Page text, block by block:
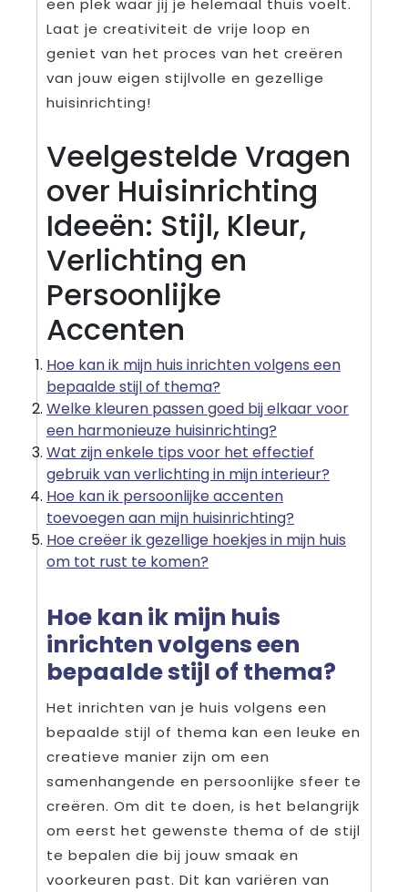
een plek waar jij je helemaal thuis voelt.
Laat je creativiteit de vrije loop en
geniet van het proces van het creëren
van jouw eigen stijlvolle en gezellige
huisinrichting!
Veelgestelde Vragen
over Huisinrichting
Ideeën: Stijl, Kleur,
Verlichting en
Persoonlijke
Accenten
Hoe kan ik mijn huis inrichten volgens een
bepaalde stijl of thema?
Welke kleuren passen goed bij elkaar voor
een harmonieuze huisinrichting?
Wat zijn enkele tips voor het effectief
gebruik van verlichting in mijn interieur?
Hoe kan ik persoonlijke accenten
toevoegen aan mijn huisinrichting?
Hoe creëer ik gezellige hoekjes in mijn huis
om tot rust te komen?
Hoe kan ik mijn huis
inrichten volgens een
bepaalde stijl of thema?
Het inrichten van je huis volgens een
bepaalde stijl of thema kan een leuke en
creatieve manier zijn om een
samenhangende en persoonlijke sfeer te
creëren. Om dit te doen, is het belangrijk
om eerst het gewenste thema of de stijl
te bepalen die bij jouw smaak en
voorkeuren past. Dit kan variëren van